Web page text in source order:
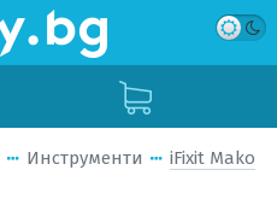
Инструменти
iFixit Mako